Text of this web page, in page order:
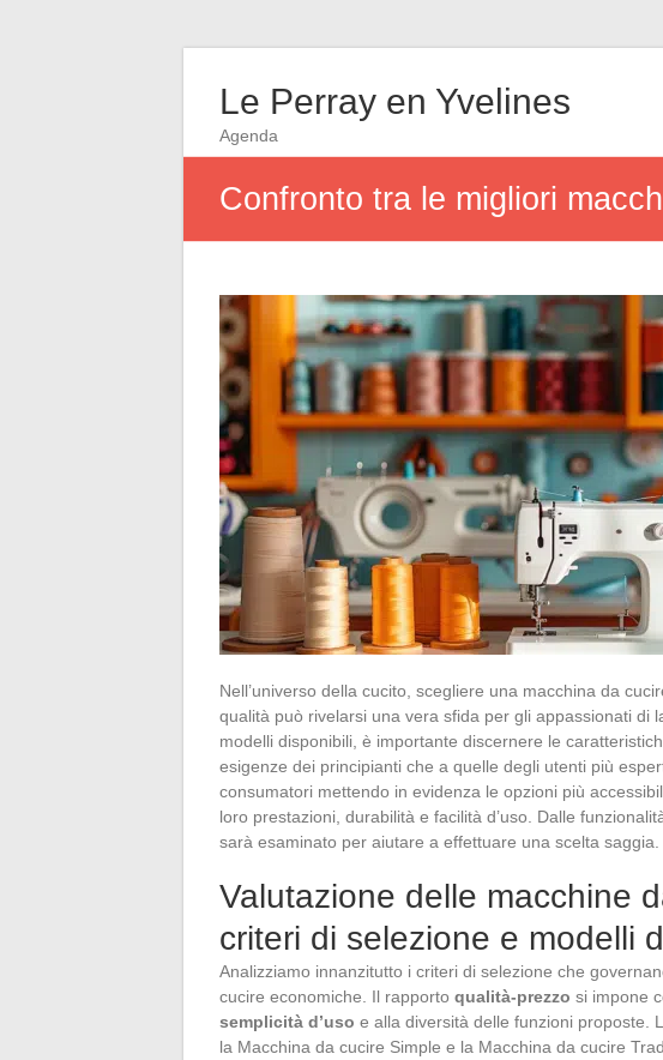
Le Perray en Yvelines
Agenda
Confronto tra le migliori
Nell’universo della cucito, scegliere una macchina da
qualità può rivelarsi una vera sfida per gli appassionati di
modelli disponibili, è importante discernere le
esigenze dei principianti che a quelle degli utenti più
consumatori mettendo in evidenza le opzioni più
loro prestazioni, durabilità e facilità d’uso. Dalle
sarà esaminato per aiutare a effettuare una scelta saggia.
Valutazione delle macchine
criteri di selezione e modelli
Analizziamo innanzitutto i criteri di selezione che
cucire economiche. Il rapporto qualità-prezzo si impone
semplicità d’uso e alla diversità delle funzioni proposte.
la Macchina da cucire Simple e la Macchina da cucire